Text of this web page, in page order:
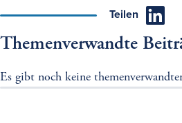
Teilen
Themenverwandte
Es gibt noch keine